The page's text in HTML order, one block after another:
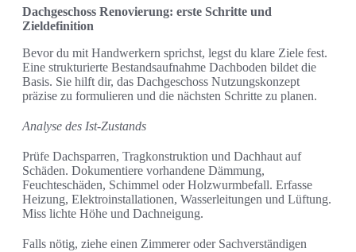
Dachgeschoss Renovierung: erste Schritte und
Zieldefinition
Bevor du mit Handwerkern sprichst, legst du klare Ziele fest.
Eine strukturierte Bestandsaufnahme Dachboden bildet die
Basis. Sie hilft dir, das Dachgeschoss Nutzungskonzept
präzise zu formulieren und die nächsten Schritte zu planen.
Analyse des Ist-Zustands
Prüfe Dachsparren, Tragkonstruktion und Dachhaut auf
Schäden. Dokumentiere vorhandene Dämmung,
Feuchteschäden, Schimmel oder Holzwurmbefall. Erfasse
Heizung, Elektroinstallationen, Wasserleitungen und Lüftung.
Miss lichte Höhe und Dachneigung.
Falls nötig, ziehe einen Zimmerer oder Sachverständigen